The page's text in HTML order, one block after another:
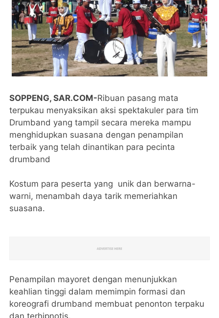
SOPPENG, SAR.COM-Ribuan pasang mata
terpukau menyaksikan aksi spektakuler para tim
Drumband yang tampil secara mereka mampu
menghidupkan suasana dengan penampilan
terbaik yang telah dinantikan para pecinta
drumband
Kostum para peserta yang unik dan berwarna-
warni, menambah daya tarik memeriahkan
suasana.
Penampilan mayoret dengan menunjukkan
keahlian tinggi dalam memimpin formasi dan
koreografi drumband membuat penonton terpaku
dan terhipnotis.